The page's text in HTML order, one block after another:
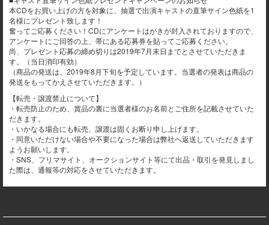
本CDをお買い上げの方を対象に、抽選で出演キャストの直筆サイン色紙を1
名様にプレゼント致します！
奮ってご応募ください！CDにアンケートはがきが封入されておりますので、
アンケートにご回答の上、帯にある応募券を貼ってご応募ください。
尚、プレゼント応募の締め切りは2019年7月末日までとさせていただきま
す。（当日消印有効）
（商品の発送は、2019年8月下旬を予定しています。当選者の発表は商品の
発送をもってかえさせていただきます。）
【転売・譲渡禁止について】
・転売防止のため、賞品の裏に当選者様のお名前とご住所を記載させていた
だきます。
・いかなる場合にも転売、譲渡は固くお断り申し上げます。
・同意いただけない場合や不要になった場合は弊社へ返送していただきます
ようお願いします。
・SNS、フリマサイト、オークションサイト等にて出品・取引を発見しまし
た際は、通報等の対応をさせていただきます。